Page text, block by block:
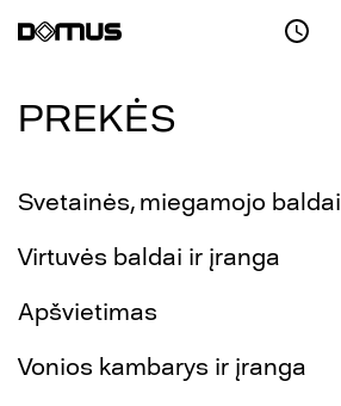
PREKĖS
Svetainės, miegamojo baldai
Virtuvės baldai ir įranga
Apšvietimas
Vonios kambarys ir įranga